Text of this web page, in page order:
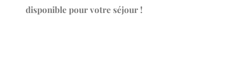
disponible pour votre séjour !